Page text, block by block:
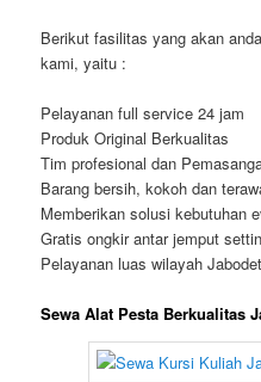
Berikut fasilitas yang akan
kami, yaitu :
Pelayanan full service 24 jam
Produk Original Berkualitas
Tim profesional dan
Barang bersih, kokoh dan
Memberikan solusi kebutuhan
Gratis ongkir antar jemput
Pelayanan luas wilayah
Sewa Alat Pesta Berkualitas